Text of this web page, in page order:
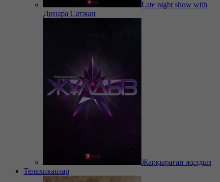
Late night show with
Динара Сатжан
Жарқыраған жұлдыз
Телехикаялар